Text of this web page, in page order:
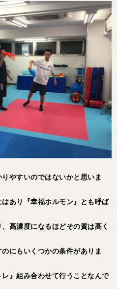
やすいのではないかと思いま
あり『幸福ホルモン』とも呼ば
高濃度になるほどその質は高く
にもいくつかの条件がありま
』組み合わせて行うことなんで